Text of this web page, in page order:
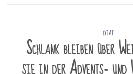
DIÄT
Schlank bleiben über